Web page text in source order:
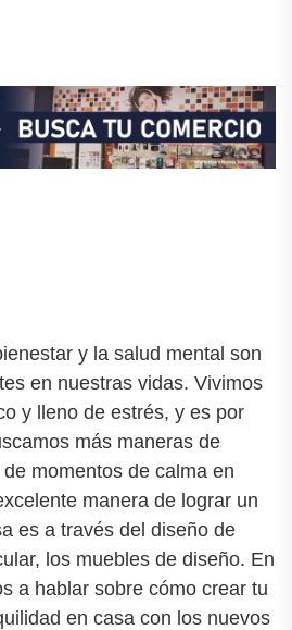
y la salud mental son
en nuestras vidas. Vivimos
y lleno de estrés, y es por
más maneras de
momentos de calma en
manera de lograr un
es a través del diseño de
los muebles de diseño. En
a hablar sobre cómo crear tu
en casa con los nuevos